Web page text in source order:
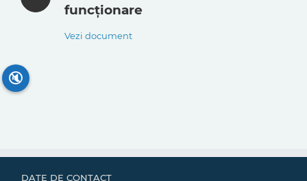
funcționare
Vezi document
DATE DE CONTACT
🔇